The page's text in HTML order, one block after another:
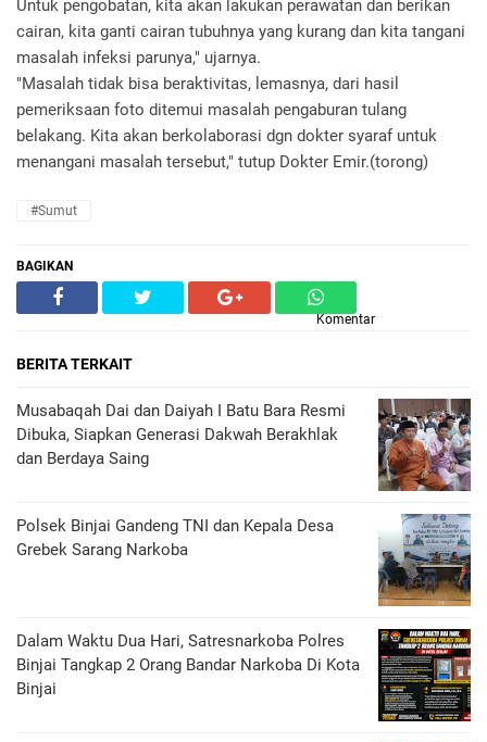
Untuk pengobatan, kita akan lakukan perawatan dan berikan
cairan, kita ganti cairan tubuhnya yang kurang dan kita tangani
masalah infeksi parunya," ujarnya.
"Masalah tidak bisa beraktivitas, lemasnya, dari hasil
pemeriksaan foto ditemui masalah pengaburan tulang
belakang. Kita akan berkolaborasi dgn dokter syaraf untuk
menangani masalah tersebut," tutup Dokter Emir.(torong)
#Sumut
BAGIKAN
Komentar
BERITA TERKAIT
Musabaqah Dai dan Daiyah I Batu Bara Resmi
Dibuka, Siapkan Generasi Dakwah Berakhlak
dan Berdaya Saing
Polsek Binjai Gandeng TNI dan Kepala Desa
Grebek Sarang Narkoba
Dalam Waktu Dua Hari, Satresnarkoba Polres
Binjai Tangkap 2 Orang Bandar Narkoba Di Kota
Binjai